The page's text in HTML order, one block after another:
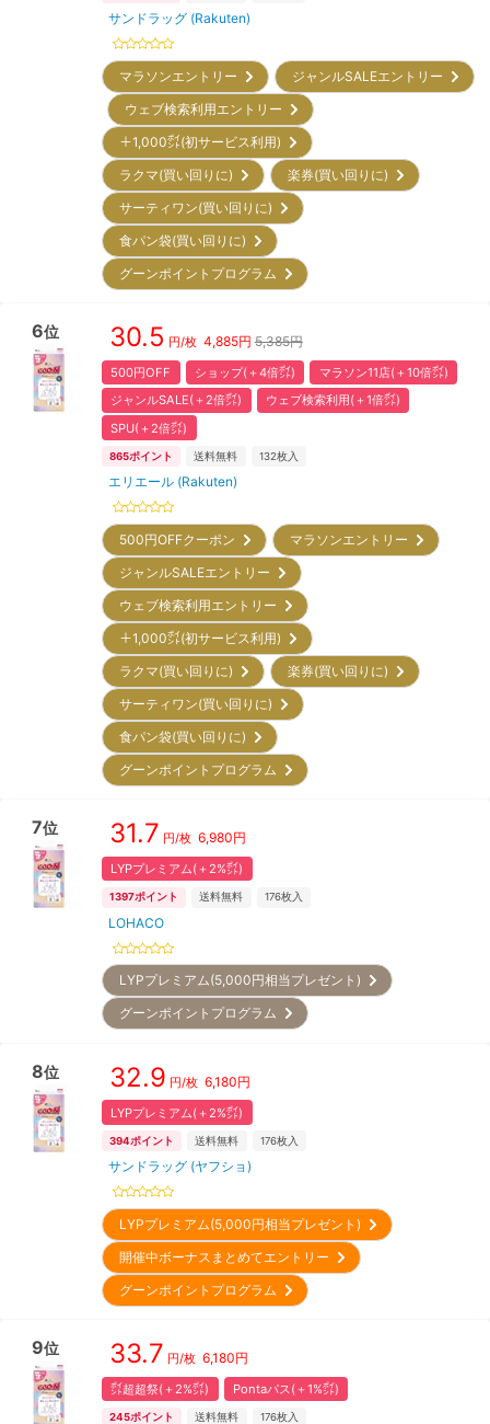
サンドラッグ (Rakuten)
マラソンエントリー
ジャンルSALEエントリー
ウェブ検索利用エントリー
＋1,000㌽(初サービス利用)
ラクマ(買い回りに)
楽券(買い回りに)
サーティワン(買い回りに)
食パン袋(買い回りに)
グーンポイントプログラム
6位 30.5 円/枚 4,885円 5,385円
500円OFF ショップ(＋4倍㌽)
マラソン11店(＋10倍㌽)
ジャンルSALE(＋2倍㌽)
ウェブ検索利用(＋1倍㌽)
SPU(＋2倍㌽)
865ポイント 送料無料 132枚入
エリエール (Rakuten)
500円OFFクーポン
マラソンエントリー
ジャンルSALEエントリー
ウェブ検索利用エントリー
＋1,000㌽(初サービス利用)
ラクマ(買い回りに)
楽券(買い回りに)
サーティワン(買い回りに)
食パン袋(買い回りに)
グーンポイントプログラム
7位 31.7 円/枚 6,980円
LYPプレミアム(＋2%㌽)
1397ポイント 送料無料 176枚入
LOHACO
LYPプレミアム(5,000円相当プレゼント)
グーンポイントプログラム
8位 32.9 円/枚 6,180円
LYPプレミアム(＋2%㌽)
394ポイント 送料無料 176枚入
サンドラッグ (ヤフショ)
LYPプレミアム(5,000円相当プレゼント)
開催中ボーナスまとめてエントリー
グーンポイントプログラム
9位 33.7 円/枚 6,180円
㌽超超祭(＋2%㌽) Pontaパス(＋1%㌽)
245ポイント 送料無料 176枚入